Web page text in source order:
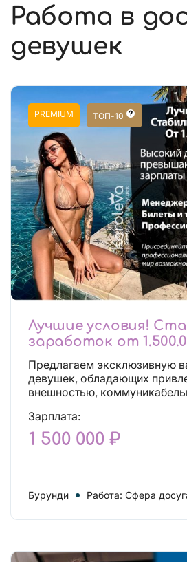
Работа в
девушек
PREMIUM ТОП-10
Лучшие условия!
заработок от
Предлагаем эксклюзивную
девушек, обладающих
внешностью,
Зарплата:
1 500 000 ₽
Бурунди Работа: Сфера